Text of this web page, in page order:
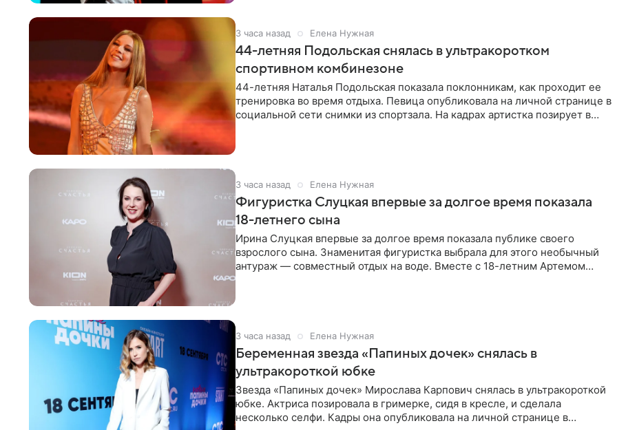
3 часа назад Елена Нужная
44-летняя Подольская снялась в ультракоротком
спортивном комбинезоне
44-летняя Наталья Подольская показала поклонникам, как проходит ее
тренировка во время отдыха. Певица опубликовала на личной странице в
социальной сети снимки из спортзала. На кадрах артистка позирует в
3 часа назад Елена Нужная
Фигуристка Слуцкая впервые за долгое время показала
18-летнего сына
Ирина Слуцкая впервые за долгое время показала публике своего
взрослого сына. Знаменитая фигуристка выбрала для этого необычный
антураж — совместный отдых на воде. Вместе с 18-летним Артемом
3 часа назад Елена Нужная
Беременная звезда «Папиных дочек» снялась в
ультракороткой юбке
Звезда «Папиных дочек» Мирослава Карпович снялась в ультракороткой
юбке. Актриса позировала в гримерке, сидя в кресле, и сделала
несколько селфи. Кадры она опубликовала на личной странице в